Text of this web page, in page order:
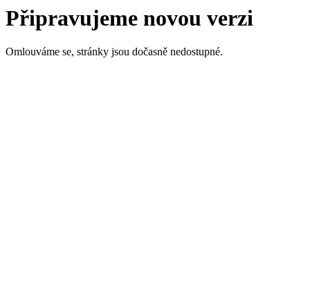
Připravujeme novou verzi
Omlouváme se, stránky jsou dočasně nedostupné.